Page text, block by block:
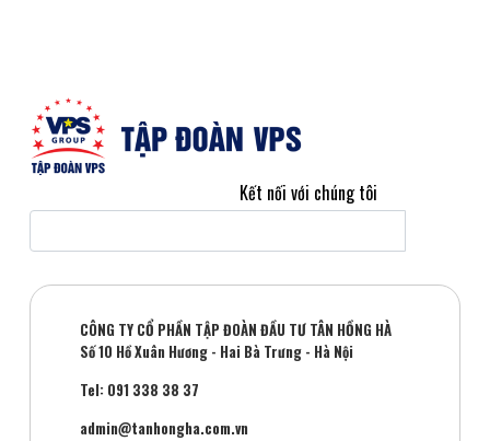
Kết nối với chúng tôi
CÔNG TY CỔ PHẦN TẬP ĐOÀN ĐẦU TƯ TÂN HỒNG HÀ
Số 10 Hồ Xuân Hương - Hai Bà Trưng - Hà Nội
Tel: 091 338 38 37
admin@tanhongha.com.vn